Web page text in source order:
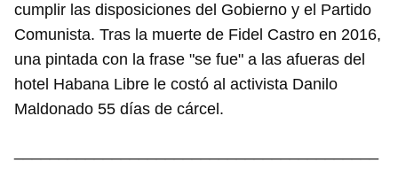
cumplir las disposiciones del Gobierno y el Partido
Comunista. Tras la muerte de Fidel Castro en 2016,
una pintada con la frase "se fue" a las afueras del
hotel Habana Libre le costó al activista Danilo
Maldonado 55 días de cárcel.